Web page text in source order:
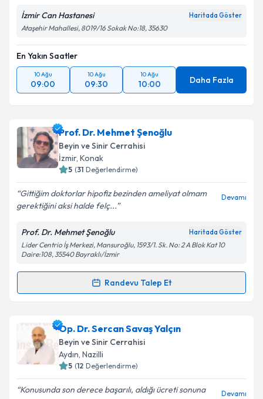
İzmir Can Hastanesi Haritada Göster
Ataşehir Mahallesi, 8019/16 Sokak No:18, 35630
En Yakın Saatler
10 Ağu
09:00
10 Ağu
09:30
10 Ağu
10:00 Daha Fazla
Prof. Dr. Mehmet Şenoğlu
Beyin ve Sinir Cerrahisi
İzmir, Konak
5 (31 Değerlendirme)
Gittiğim doktorlar hipofiz bezinden ameliyat olmam
gerektiğini aksi halde felç...
Devamı
Prof. Dr. Mehmet Şenoğlu Haritada Göster
Lider Centrio İş Merkezi, Mansuroğlu, 1593/1. Sk. No: 2 A Blok Kat 10
Daire:108, 35540 Bayraklı/İzmir
Randevu Talep Et
Randevu Takvimi Talebi
Prof. Dr. Mehmet Şenoğluiçin randevu takvimi
talebi oluşturun. Size bu uzmandan randevu almanız
için bir takvim hazırlandığında e-posta ile
bilgilendireceğiz.
E-posta Adresiniz
Op. Dr. Sercan Savaş Yalçın
Beyin ve Sinir Cerrahisi
Aydın, Nazilli
5 (12 Değerlendirme)
Konusunda son derece başarılı, aldığı ücreti sonuna
Devamı